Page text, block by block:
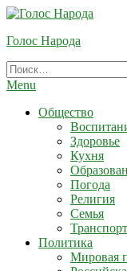
Skip
Content
Голос Народа
Найти:
Menu
Общество
Здоровье
Кухня
Погода
Религия
Семья
Транспорт
Политика
Мировая